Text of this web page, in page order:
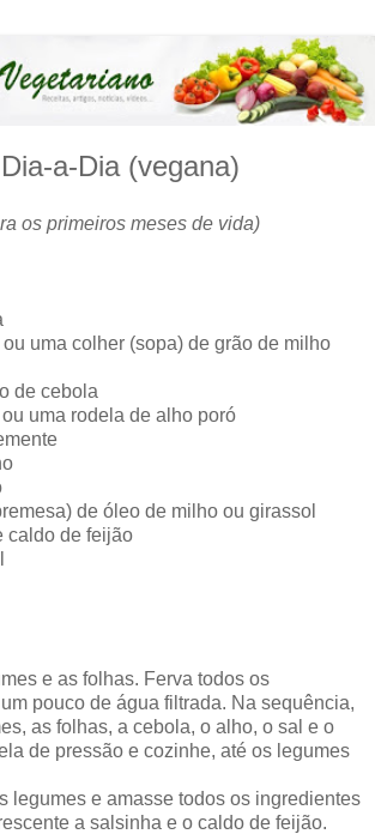
a-Dia (vegana)
os primeiros meses de vida)
uma colher (sopa) de grão de milho
de cebola
uma rodela de alho poró
de óleo de milho ou girassol
caldo de feijão
e as folhas. Ferva todos os
pouco de água filtrada. Na sequência,
as folhas, a cebola, o alho, o sal e o
de pressão e cozinhe, até os legumes
legumes e amasse todos os ingredientes
a salsinha e o caldo de feijão.